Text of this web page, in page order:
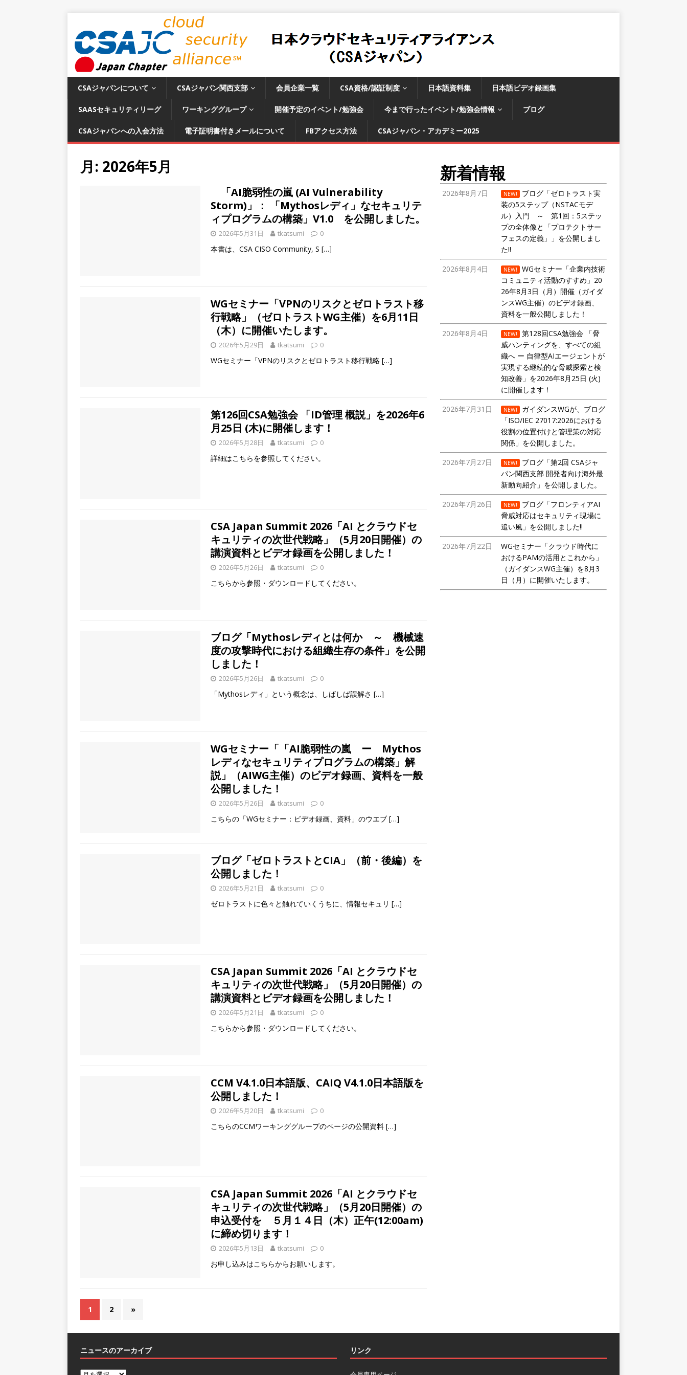
CSAジャパンについて CSAジャパン関西支部 会員企業一覧 CSA資格/認証制度 日本語資料集 日本語ビデオ録画集
SAASセキュリティリーグ ワーキンググループ 開催予定のイベント/勉強会 今まで行ったイベント/勉強会情報 ブログ
CSAジャパンへの入会方法 電子証明書付きメールについて FBアクセス方法 CSAジャパン・アカデミー2025
月: 2026年5月
「AI脆弱性の嵐 (AI Vulnerability
Storm)」： 「Mythosレディ」なセキュリテ
ィプログラムの構築」V1.0 を公開しました。
2026年5月31日 tkatsumi 0
本書は、CSA CISO Community, S […]
WGセミナー「VPNのリスクとゼロトラスト移
行戦略」（ゼロトラストWG主催）を6月11日
（木）に開催いたします。
2026年5月29日 tkatsumi 0
WGセミナー「VPNのリスクとゼロトラスト移行戦略 […]
第126回CSA勉強会 「ID管理 概説」を2026年6
月25日 (木)に開催します！
2026年5月28日 tkatsumi 0
詳細はこちらを参照してください。
CSA Japan Summit 2026「AI とクラウドセ
キュリティの次世代戦略」（5月20日開催）の
講演資料とビデオ録画を公開しました！
2026年5月26日 tkatsumi 0
こちらから参照・ダウンロードしてください。
ブログ「Mythosレディとは何か ～ 機械速
度の攻撃時代における組織生存の条件」を公開
しました！
2026年5月26日 tkatsumi 0
「Mythosレディ」という概念は、しばしば誤解さ […]
WGセミナー「「AI脆弱性の嵐 ー Mythos
レディなセキュリティプログラムの構築」解
説」（AIWG主催）のビデオ録画、資料を一般
公開しました！
2026年5月26日 tkatsumi 0
こちらの「WGセミナー：ビデオ録画、資料」のウエブ […]
ブログ「ゼロトラストとCIA」（前・後編）を
公開しました！
2026年5月21日 tkatsumi 0
ゼロトラストに色々と触れていくうちに、情報セキュリ […]
CSA Japan Summit 2026「AI とクラウドセ
キュリティの次世代戦略」（5月20日開催）の
講演資料とビデオ録画を公開しました！
2026年5月21日 tkatsumi 0
こちらから参照・ダウンロードしてください。
CCM V4.1.0日本語版、CAIQ V4.1.0日本語版を
公開しました！
2026年5月20日 tkatsumi 0
こちらのCCMワーキンググループのページの公開資料 […]
CSA Japan Summit 2026「AI とクラウドセ
キュリティの次世代戦略」（5月20日開催）の
申込受付を ５月１４日（木）正午(12:00am)
に締め切ります！
2026年5月13日 tkatsumi 0
お申し込みはこちらからお願いします。
1 2 »
新着情報
2026年8月7日 NEW!
ブログ「ゼロトラスト実
装の5ステップ（NSTACモデ
ル）入門 ～ 第1回：5ステッ
プの全体像と「プロテクトサー
フェスの定義」」を公開しまし
た!!
2026年8月4日
NEW!
WGセミナー「企業内技術
コミュニティ活動のすすめ」20
26年8月3日（月）開催（ガイダ
ンスWG主催）のビデオ録画、
資料を一般公開しました！
2026年8月4日
NEW!
第128回CSA勉強会 「脅
威ハンティングを、すべての組
織へ ー 自律型AIエージェントが
実現する継続的な脅威探索と検
知改善」を2026年8月25日 (火)
に開催します！
2026年7月31日
NEW!
ガイダンスWGが、ブログ
「ISO/IEC 27017:2026における
役割の位置付けと管理策の対応
関係」を公開しました。
2026年7月27日
NEW!
ブログ「第2回 CSAジャ
パン関西支部 開発者向け海外最
新動向紹介」を公開しました。
2026年7月26日
NEW!
ブログ「フロンティアAI
脅威対応はセキュリティ現場に
追い風」を公開しました!!
2026年7月22日
WGセミナー「クラウド時代に
おけるPAMの活用とこれから」
（ガイダンスWG主催）を8月3
日（月）に開催いたします。
ニュースのアーカイブ リンク